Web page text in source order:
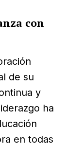
con
de su
y
ha
en todas